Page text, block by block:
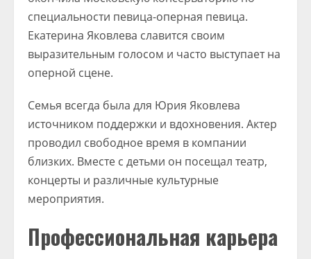
специальности певица-оперная певица.
Екатерина Яковлева славится своим
выразительным голосом и часто выступает на
оперной сцене.
Семья всегда была для Юрия Яковлева
источником поддержки и вдохновения. Актер
проводил свободное время в компании
близких. Вместе с детьми он посещал театр,
концерты и различные культурные
мероприятия.
Профессиональная карьера